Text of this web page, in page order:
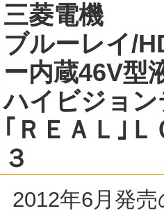
三菱電機
ブルーレイ/
ー内蔵46V型
ハイビジョ
｢ＲＥＡＬ｣
３
2012年6月発